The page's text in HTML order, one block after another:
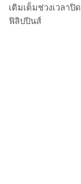
เติมเต็มช่วงเวลาปิ
ฟิลิปปินส์